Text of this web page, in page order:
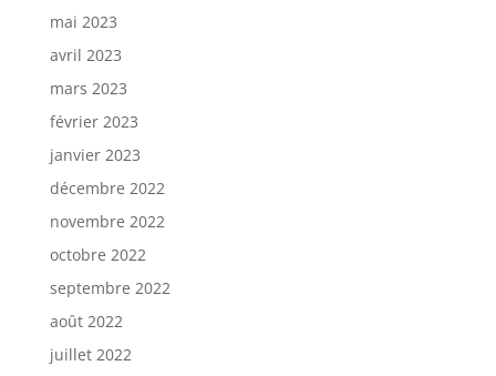
mai 2023
avril 2023
mars 2023
février 2023
janvier 2023
décembre 2022
novembre 2022
octobre 2022
septembre 2022
août 2022
juillet 2022